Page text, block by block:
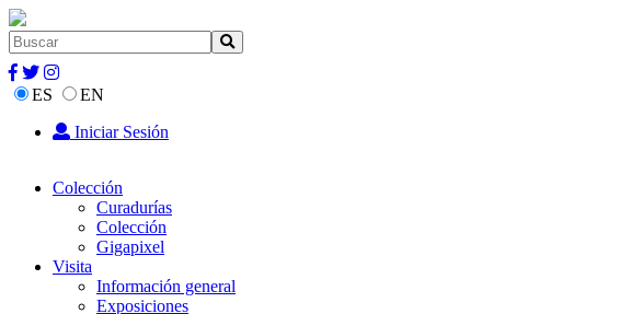
ES
EN
Iniciar Sesión
Colección
Curadurías
Colección
Gigapixel
Visita
Información general
Exposiciones